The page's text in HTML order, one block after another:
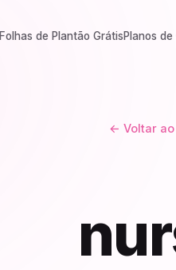
Folhas de Plantão GrátisPlanos
← Voltar ao